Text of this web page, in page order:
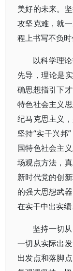
美好的未来。
攻坚克难，就
程上书写不负时
以科学理
先导，理论是
确思想指引下
特色社会主义
纪马克思主义
坚持“实干兴邦
国特色社会主
场观点方法，
新时代党的创
的强大思想武
在实干中出实绩
坚持一切
一切从实际出
出发点和落脚